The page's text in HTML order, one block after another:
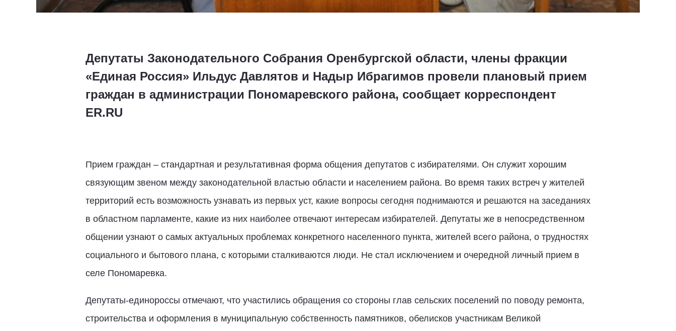
Депутаты Законодательного Собрания Оренбургской области, члены фракции
«Единая Россия» Ильдус Давлятов и Надыр Ибрагимов провели плановый прием
граждан в администрации Пономаревского района, сообщает корреспондент
ER.RU
Прием граждан – стандартная и результативная форма общения депутатов с избирателями. Он служит хорошим
связующим звеном между законодательной властью области и населением района. Во время таких встреч у жителей
территорий есть возможность узнавать из первых уст, какие вопросы сегодня поднимаются и решаются на заседаниях
в областном парламенте, какие из них наиболее отвечают интересам избирателей. Депутаты же в непосредственном
общении узнают о самых актуальных проблемах конкретного населенного пункта, жителей всего района, о трудностях
социального и бытового плана, с которыми сталкиваются люди. Не стал исключением и очередной личный прием в
селе Пономаревка.
Депутаты-единороссы отмечают, что участились обращения со стороны глав сельских поселений по поводу ремонта,
строительства и оформления в муниципальную собственность памятников, обелисков участникам Великой